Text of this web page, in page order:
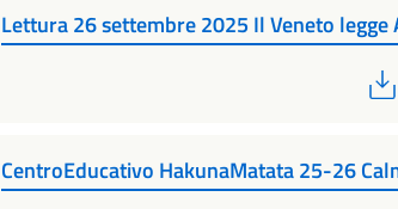
Lettura 26 settembre 2025 Il Veneto legge
CentroEducativo HakunaMatata 25-26